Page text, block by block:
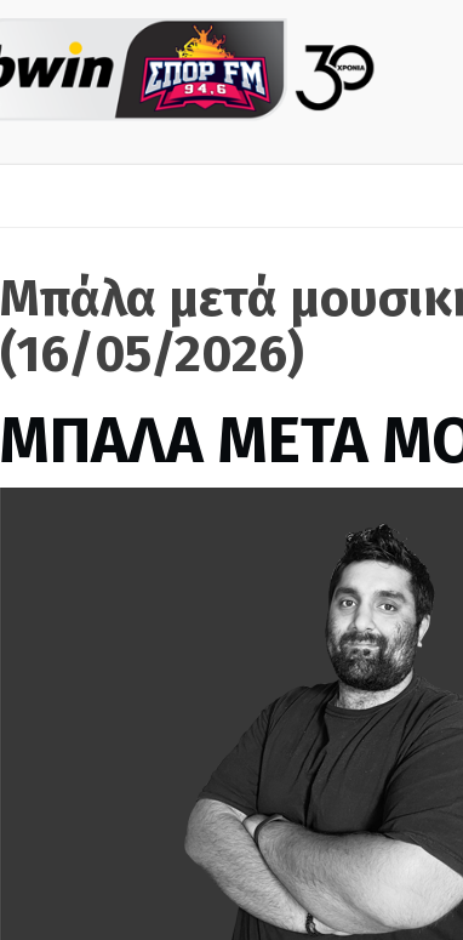
Μπάλα μετά
(16/05/2026)
ΜΠΑΛΑ ΜΕΤΑ